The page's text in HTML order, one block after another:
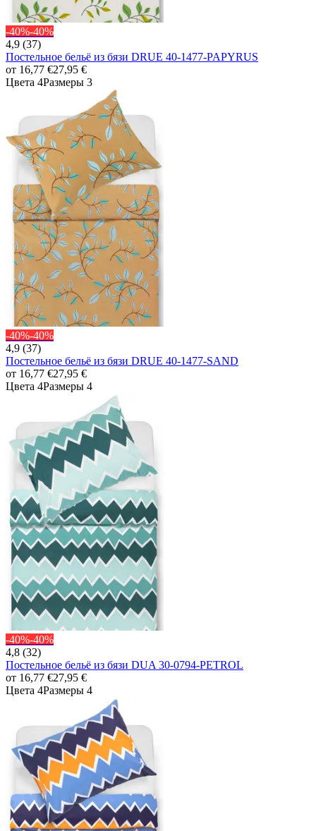
-40%-40%
4,9 (37)
Постельное бельё из бязи DRUE 40-1477-PAPYRUS
от 16,77 €27,95 €
Цвета 4Размеры 3
-40%-40%
4,9 (37)
Постельное бельё из бязи DRUE 40-1477-SAND
от 16,77 €27,95 €
Цвета 4Размеры 4
-40%-40%
4,8 (32)
Постельное бельё из бязи DUA 30-0794-PETROL
от 16,77 €27,95 €
Цвета 4Размеры 4